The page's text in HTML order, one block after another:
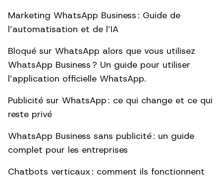
Marketing WhatsApp Business : Guide de
l’automatisation et de l’IA
Bloqué sur WhatsApp alors que vous utilisez
WhatsApp Business ? Un guide pour utiliser
l’application officielle WhatsApp.
Publicité sur WhatsApp : ce qui change et ce qui
reste privé
WhatsApp Business sans publicité : un guide
complet pour les entreprises
Chatbots verticaux : comment ils fonctionnent